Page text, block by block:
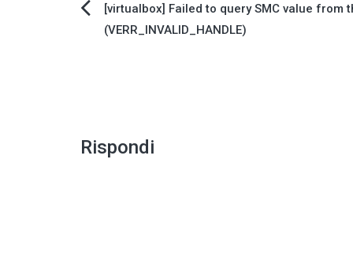
Navigazione
[virtualbox] Failed to query SMC value from
(VERR_INVALID_HANDLE)
Rispondi